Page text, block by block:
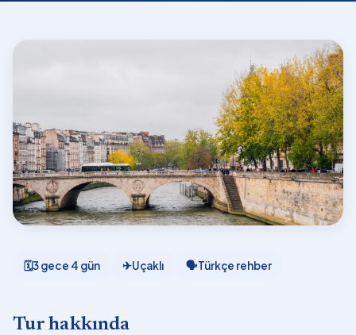
🗓3 gece 4 gün ✈Uçaklı 🗣Türkçe rehber
Tur hakkında